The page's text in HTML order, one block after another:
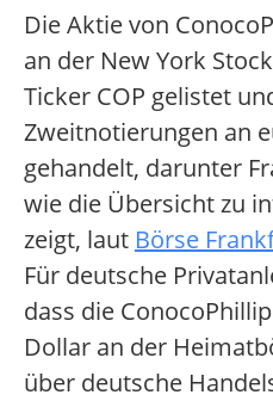
Die Aktie von
an der New York
Ticker COP gelistet
Zweitnotierungen an
gehandelt, darunter
wie die Übersicht zu
zeigt, laut Börse
Für deutsche
dass die
Dollar an der
über deutsche